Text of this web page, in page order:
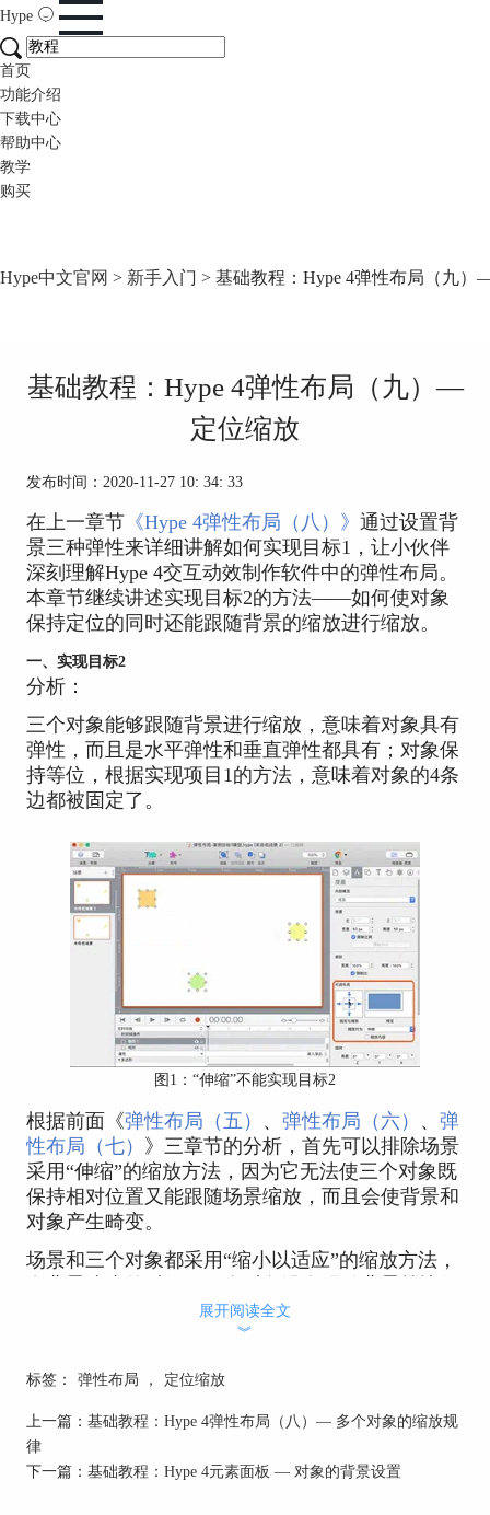
Hype
首页
功能介绍
下载中心
帮助中心
教学
购买
Hype中文官网 > 新手入门 > 基础教程：Hype 4弹性布局（九）
基础教程：Hype 4弹性布局（九）—
定位缩放
发布时间：2020-11-27 10: 34: 33
在上一章节《Hype 4弹性布局（八）》 通过设置背
景三种弹性来详细讲解如何实现目标1，让小伙伴
深刻理解Hype 4交互动效制作软件中的弹性布局。
本章节继续讲述实现目标2的方法——如何使对象
保持定位的同时还能跟随背景的缩放进行缩放。
一、实现目标2
分析：
三个对象能够跟随背景进行缩放，意味着对象具有
弹性，而且是水平弹性和垂直弹性都具有；对象保
持等位，根据实现项目1的方法，意味着对象的4条
边都被固定了。
图1：“伸缩”不能实现目标2
根据前面《弹性布局（五） 、 弹性布局（六） 、 弹
性布局（七） 》三章节的分析，首先可以排除场景
采用“伸缩”的缩放方法，因为它无法使三个对象既
保持相对位置又能跟随场景缩放，而且会使背景和
对象产生畸变。
场景和三个对象都采用“缩小以适应”的缩放方法，
缩小，而是迅速地缩小到看不见。
展开阅读全文
︾
标签： 弹性布局 ， 定位缩放
上一篇： 基础教程：Hype 4弹性布局（八）— 多个对象的缩放规
律
下一篇： 基础教程：Hype 4元素面板 — 对象的背景设置